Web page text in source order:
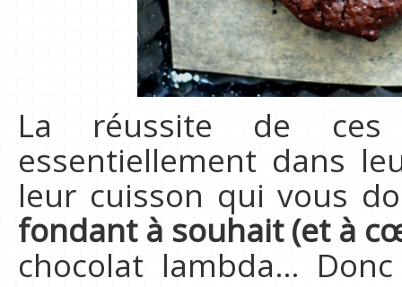
La réussite de ces
essentiellement dans
leur cuisson qui vous
fondant à souhait (et à
chocolat lambda…